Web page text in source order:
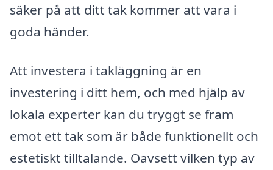
säker på att ditt tak kommer att vara i
goda händer.
Att investera i takläggning är en
investering i ditt hem, och med hjälp av
lokala experter kan du tryggt se fram
emot ett tak som är både funktionellt och
estetiskt tilltalande. Oavsett vilken typ av